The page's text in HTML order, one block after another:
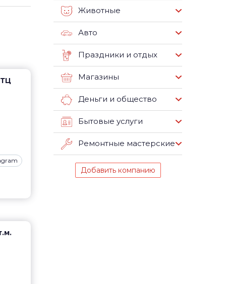
ТЦ
Животные
Авто
Праздники и отдых
Магазины
Деньги и общество
Бытовые услуги
Ремонтные мастерские
Добавить компанию